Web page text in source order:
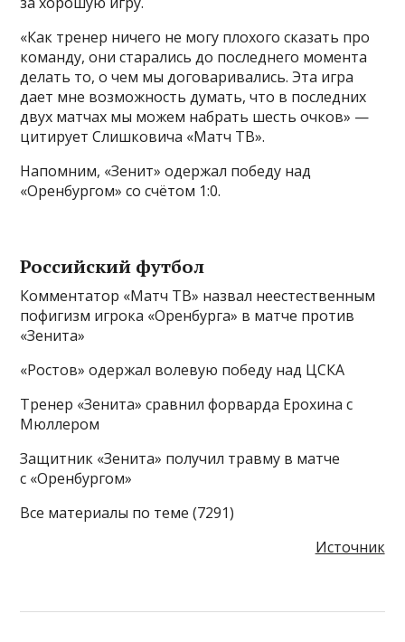
«Как тренер ничего не могу плохого сказать про
команду, они старались до последнего момента
делать то, о чем мы договаривались. Эта игра
дает мне возможность думать, что в последних
двух матчах мы можем набрать шесть очков» —
цитирует Слишковича «Матч ТВ».
Напомним, «Зенит» одержал победу над
«Оренбургом» со счётом 1:0.
Российский футбол
Комментатор «Матч ТВ» назвал неестественным
пофигизм игрока «Оренбурга» в матче против
«Зенита»
«Ростов» одержал волевую победу над ЦСКА
Тренер «Зенита» сравнил форварда Ерохина с
Мюллером
Защитник «Зенита» получил травму в матче
с «Оренбургом»
Все материалы по теме (7291)
Источник